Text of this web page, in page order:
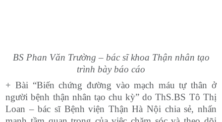
BS Phan Văn Trường – bác sĩ khoa Thận nhân tạo
trình bày báo cáo
+ Bài “Biến chứng đường vào mạch máu tự thân ở
người bệnh thận nhân tạo chu kỳ” do ThS.BS Tô Thị
Loan – bác sĩ Bệnh viện Thận Hà Nội chia sẻ, nhấn